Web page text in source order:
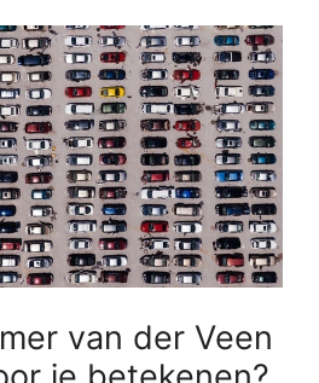
van der Veen